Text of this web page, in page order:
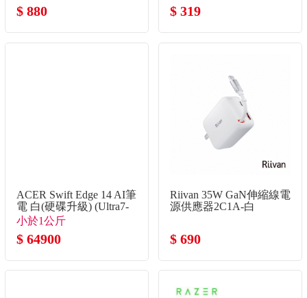
背板
$ 880 $ 319
ACER Swift Edge 14 AI筆
電 白(硬碟升級) (Ultra7-
355/32G/2TB SSD/W11)
小於1公斤
$ 64900
Riivan 35W GaN伸縮線電
源供應器2C1A-白
$ 690